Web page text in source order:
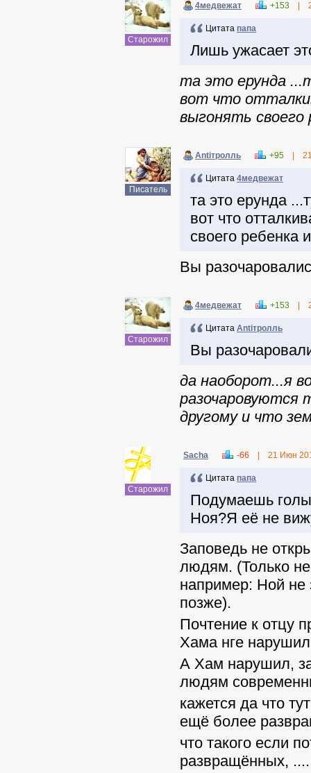
Старожил
4медвежат +153
Цитата папа
Лишь ужасает
та это ерунда
вот что
выгонять своего
Писатель
Antiтpолль +95
Цитата 4медвежат
та это ерунда
вот что
своего ребенка
Вы
Старожил
4медвежат +153
Цитата Antiтpолль
Вы
да наоборот...я
другому и что
Старожил
Sacha -66 21 Июн
Цитата папа
Подумаешь
Ноя?Я её не
Заповедь не
людям. (Только
например: Ной не
позже).
Почтение к отцу
Хама нге
А Хам нарушил,
людям
кажется да что
ещё более
что такого если
развращённых,